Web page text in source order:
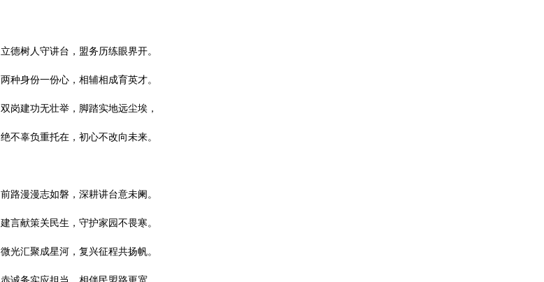
立德树人守讲台，盟务历练眼界开。
两种身份一份心，相辅相成育英才。
双岗建功无壮举，脚踏实地远尘埃，
绝不辜负重托在，初心不改向未来。
前路漫漫志如磐，深耕讲台意未阑。
建言献策关民生，守护家园不畏寒。
微光汇聚成星河，复兴征程共扬帆。